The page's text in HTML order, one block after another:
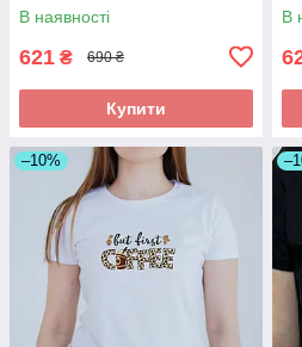
В наявності
621 ₴ 690 ₴
Купити
В
–10%